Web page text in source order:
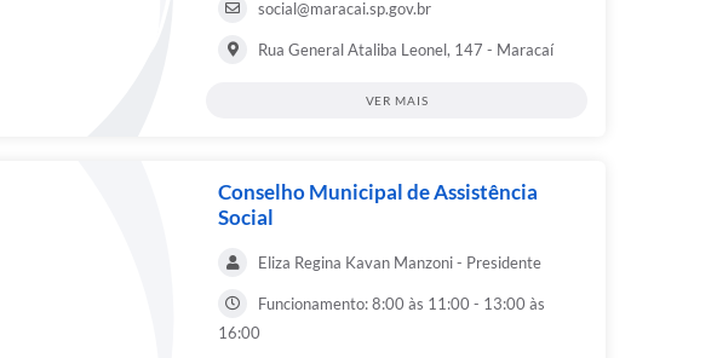
social@maracai.sp.gov.br
Rua General Ataliba Leonel, 147 - Maracaí
VER MAIS
Conselho Municipal de Assistência
Social
Eliza Regina Kavan Manzoni - Presidente
Funcionamento: 8:00 às 11:00 - 13:00 às
16:00